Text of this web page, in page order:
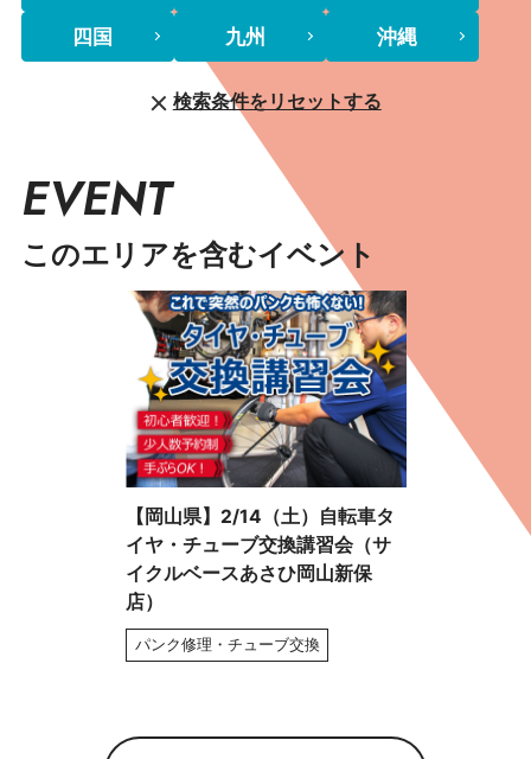
四国 九州 沖縄
検索条件をリセットする
EVENT
このエリアを含むイベント
【岡山県】2/14（土）自転車タ
イヤ・チューブ交換講習会（サ
イクルベースあさひ岡山新保
店）
パンク修理・チューブ交換